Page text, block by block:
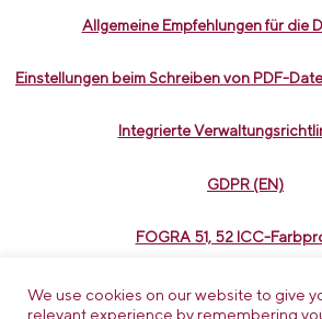
Allgemeine Empfehlungen für die
Einstellungen beim Schreiben von PDF-
Integrierte
GDPR (EN)
FOGRA 51, 52 ICC-
InDesign Farbmanagement-
We use cookies on our website to give
relevant experience by remembering